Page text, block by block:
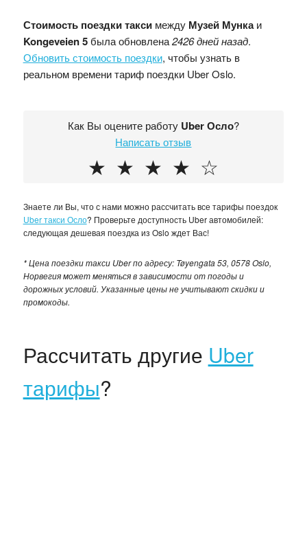
Стоимость поездки таксимежду Музей Мункаи
Kongeveien 5была обновлена2426 дней назад.
Обновить стоимость поездки, чтобы узнать в
реальном времени тариф поездки Uber Oslo.
Как Вы оцените работу Uber Осло?
Написать отзыв
☆
★
★
★
★
Знаете ли Вы, что с нами можно рассчитать все тарифы поездок
Uber такси Осло? Проверьте доступность Uber автомобилей:
следующая дешевая поездка из Oslo ждет Вас!
* Цена поездки такси Uber по адресу: Tøyengata 53, 0578 Oslo,
Норвегия может меняться в зависимости от погоды и
дорожных условий. Указанные цены не учитывают скидки и
промокоды.
Рассчитать другие Uber
тарифы?